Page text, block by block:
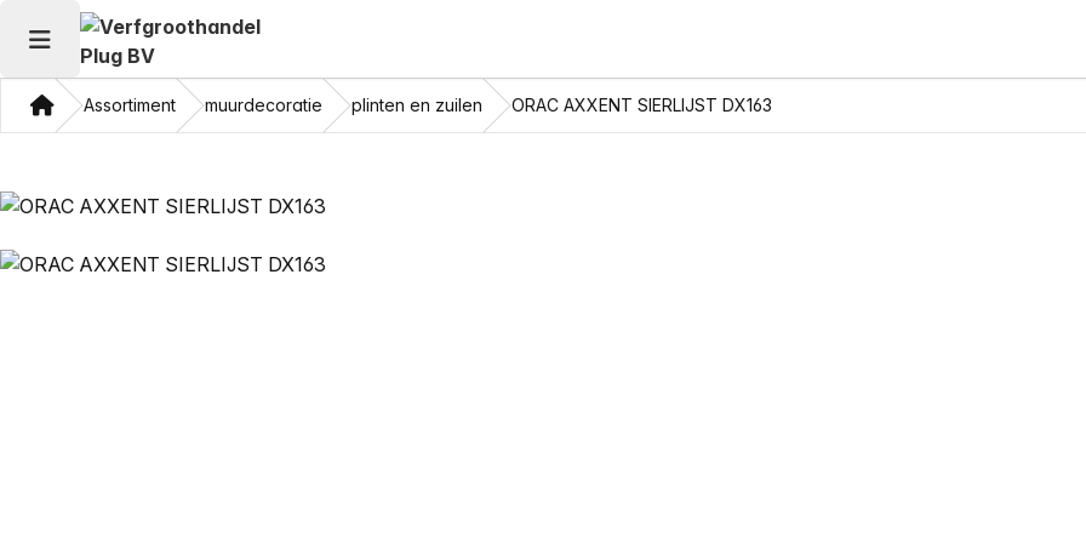
Hoofdmenu openen
ThuisAssortiment muurdecoratie plinten en zuilen ORAC AXXENT SIERLIJST DX163